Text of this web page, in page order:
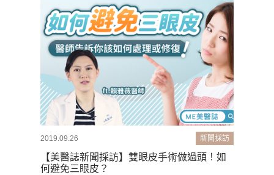
新聞採訪
2019.09.26
【美醫誌新聞採訪】雙眼皮手術做過頭！如
何避免三眼皮？